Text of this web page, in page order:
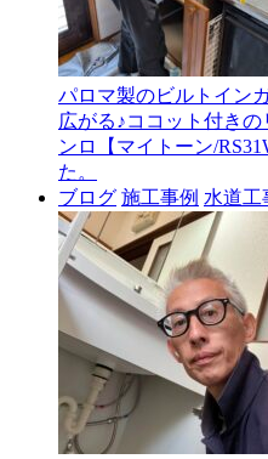
パロマ製のビルトイン
広がる♪ココット付き
ンロ【マイトーン/
た。
ブログ 施工事例 水道工